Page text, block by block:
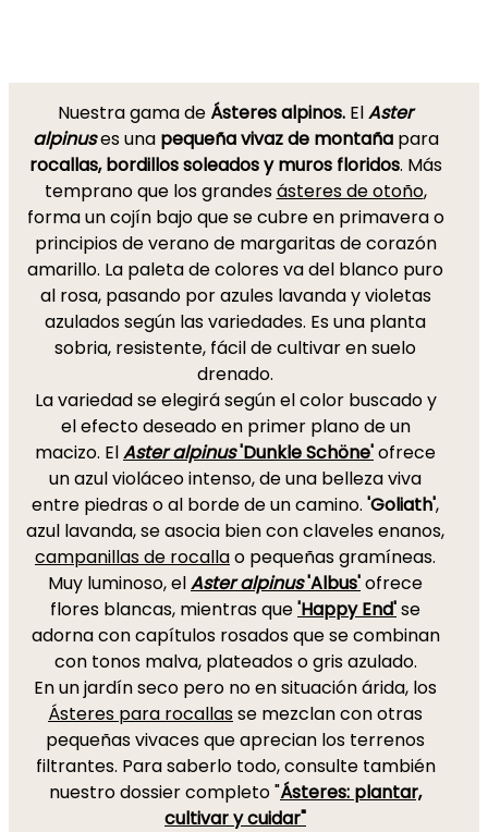
Nuestra gama de Ásteres alpinos. ElAster
alpinuses una pequeña vivaz de montañapara
rocallas, bordillos soleados y muros floridos. Más
temprano que los grandesásteres de otoño,
forma un cojín bajo que se cubre en primavera o
principios de verano de margaritas de corazón
amarillo. La paleta de colores va del blanco puro
al rosa, pasando por azules lavanda y violetas
azulados según las variedades. Es una planta
sobria, resistente, fácil de cultivar en suelo
drenado.
La variedad se elegirá según el color buscado y
el efecto deseado en primer plano de un
macizo. ElAster alpinus'Dunkle Schöne'ofrece
un azul violáceo intenso, de una belleza viva
entre piedras o al borde de un camino. 'Goliath',
azul lavanda, se asocia bien con claveles enanos,
campanillas de rocallao pequeñas gramíneas.
Muy luminoso, elAster alpinus'Albus'ofrece
flores blancas, mientras que'Happy End'se
adorna con capítulos rosados que se combinan
con tonos malva, plateados o gris azulado.
En un jardín seco pero no en situación árida, los
Ásteres para rocallasse mezclan con otras
pequeñas vivaces que aprecian los terrenos
filtrantes. Para saberlo todo, consulte también
nuestro dossier completo "Ásteres: plantar,
cultivar y cuidar"